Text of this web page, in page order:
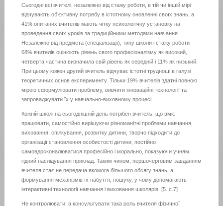
Сьогодні всі вчителі, незалежно від стажу роботи, в тій чи іншій мірі
відчувають об’єктивну потребу в істотному оновленні своїх знань, а
41% опитаних вчителів мають чітку психологічну установку на
проведення своїх уроків за традиційними методами навчання.
Незалежно від предмета (спеціалізації), типу школи і стажу роботи
68% вчителів оцінюють рівень свого професіоналізму як високий,
четверта частина визначила свій рівень як середній і 11% як низький.
При цьому кожен другий вчитель відчуває істотні труднощі в галузі
теоретичних основ експерименту. Тільки 19% вчителів здатні повною
мірою сформулювати проблему, вивчити інноваційні технології та
запроваджувати їх у навчально-виховному процесі.
Кожній школі на сьогоднішній день потрібен вчитель, що вміє
працювати, самостійно вирішуючи різноманітні проблеми навчання,
виховання, спілкування, розвитку дитини, творчо підходити до
організації становлення особистості дитини, постійно
самовдосконалюватися професійно і морально, показуючи учням
гідний наслідування приклад. Таким чином, першочерговим завданням
вчителя стає не передача якомога більшого обсягу знань, а
формування механізмів їх набуття, пошуку, у чому допомагають
інтерактивні технології навчання і виховання школярів. [5. с.7]
Не контролювати, а консультувати така роль вчителя фізичної